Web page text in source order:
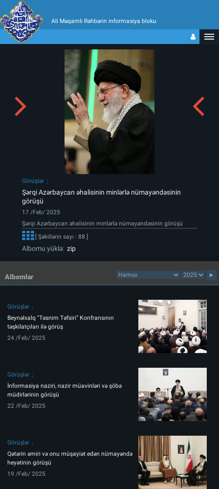
Ali Məqamlı Rəhbərin informasiya bloku
Görüşlər
Şərqi Azərbaycan əhalisinin minlərlə nümayəndəsinin
görüşü
17 /Feb/ 2025
Şərqi Azərbaycan əhalisinin minlərlə nümayəndəsinin görüşü
[ Şəkillərin sayı : 88 ]
Albomu yüklə: zip
Albomlar
Görüşlər
Beynəlxalq "Təsnim Təfsiri” Konfransının
təşkilatçıları ilə görüş
24 /Feb/ 2025
Görüşlər
İnformasiya naziri, nazir müavinləri və şöbə
müdirlərinin görüşü
22 /Feb/ 2025
Görüşlər
Qətərin əmiri və onu müşayiət edən nümayəndə
heyətinin görüşü
19 /Feb/ 2025